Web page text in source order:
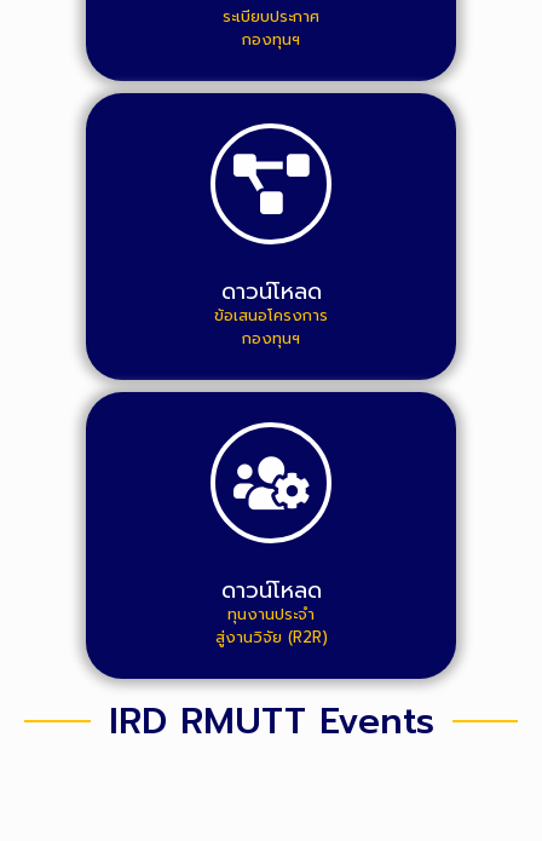
ระเบียบประกาศ
กองทุนฯ
ข้อเสนอโครงการ
กองทุนฯ
ดาวน์โหลด
ทุนงานประจำ
สู่งานวิจัย (R2R)
ดาวน์โหลด
IRD RMUTT Events